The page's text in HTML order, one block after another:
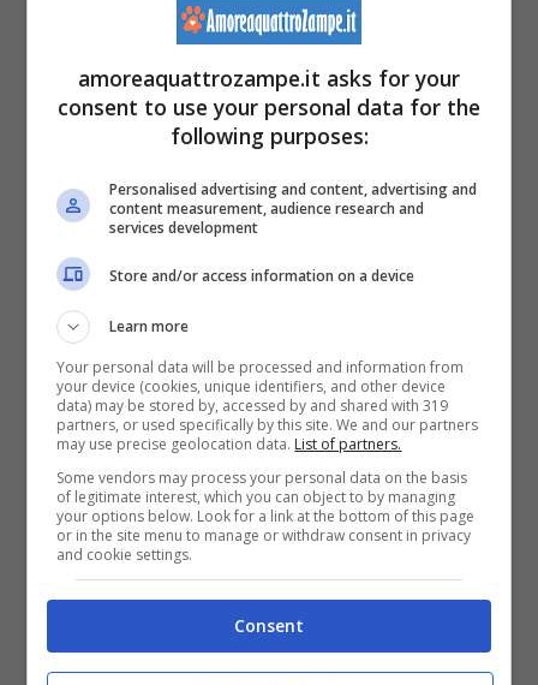
preferiscono essere lasciati in pace
un po’.
Il morso in questo caso, è il loro modo per
esprimere il bisogno di spazio e di rispetto
per la tranquillità.
Dolore o malessere
A volte, una carezza nel punto sbagliato, può
far scattare una reazione di morso nel gatto,
che generalmente tende a nascondere il
dolore, quindi se reagisce bruscamente
potrebbe essere il segnale che qualcosa
È bene perciò, osservare nell’animale anche
amoreaquattrozampe.it asks for your
consent to use your personal data for the
following purposes:
Personalised advertising and content, advertising and
content measurement, audience research and
services development
Store and/or access information on a device
Learn more
Your personal data will be processed and information from
your device (cookies, unique identifiers, and other device
data) may be stored by, accessed by and shared with 319
partners, or used specifically by this site. We and our partners
may use precise geolocation data. List of partners.
Some vendors may process your personal data on the basis
of legitimate interest, which you can object to by managing
your options below. Look for a link at the bottom of this page
or in the site menu to manage or withdraw consent in privacy
and cookie settings.
Consent